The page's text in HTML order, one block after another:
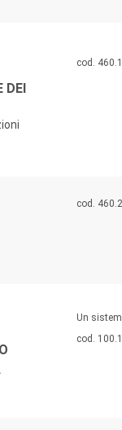
DEI
cod.
cod.
Un
cod.